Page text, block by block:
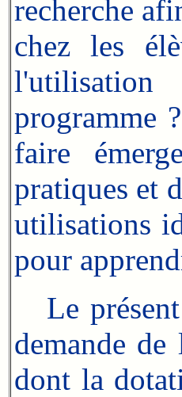
recherche
chez les
programme
faire
pratiques et
utilisations
pour
Le présent
demande
dont la